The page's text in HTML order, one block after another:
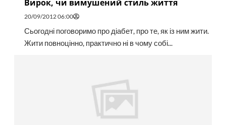
Вирок, чи вимушений стиль життя
20/09/2012 06:00
Сьогодні поговоримо про діабет, про те, як із ним жити.
Жити повноцінно, практично ні в чому собі...